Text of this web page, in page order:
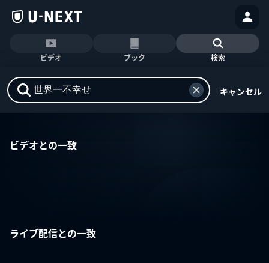
ビデオ ブック 検索
キャンセル
ビデオとの一致
ライブ配信との一致